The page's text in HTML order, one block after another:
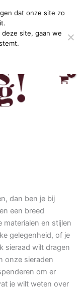
Nederland &
dan ben je bij
een breed
materialen en stijlen
gelegenheid, of je
sieraad wilt dragen
onze sieraden
om er
je wilt weten over
dat onze site zo
site, gaan we